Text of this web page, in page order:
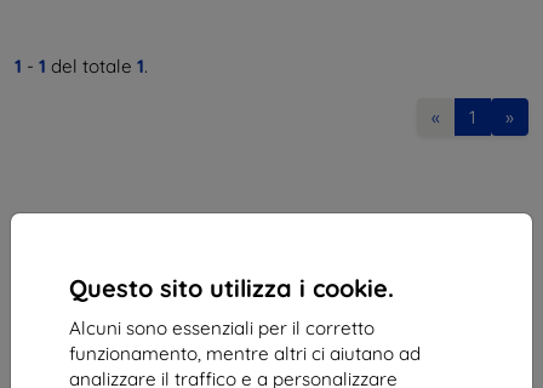
Questo sito utilizza i cookie.
Alcuni sono essenziali per il corretto
funzionamento, mentre altri ci aiutano ad
analizzare il traffico e a personalizzare
1 - 1 del totale 1.
« 1 »
Shield-Sk s.r.o.
Via Rudolfa Mocka 3750/2A
841 04 Bratislava